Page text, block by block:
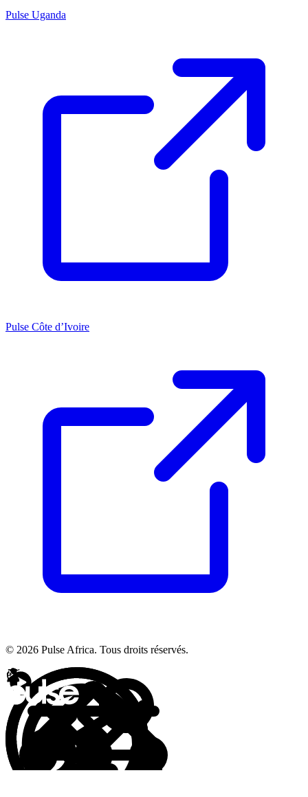
Pulse Uganda
Pulse Côte d’Ivoire
© 2026 Pulse Africa. Tous droits réservés.